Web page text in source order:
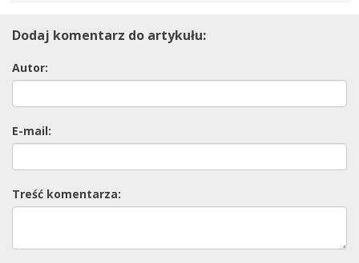
Dodaj komentarz do artykułu:
Autor:
E-mail:
Treść komentarza: